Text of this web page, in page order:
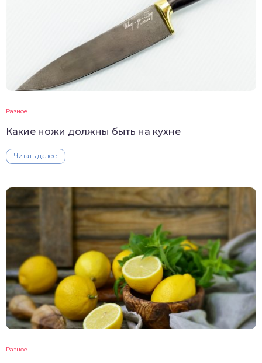
Разное
Какие ножи должны быть на кухне
Читать далее
Разное